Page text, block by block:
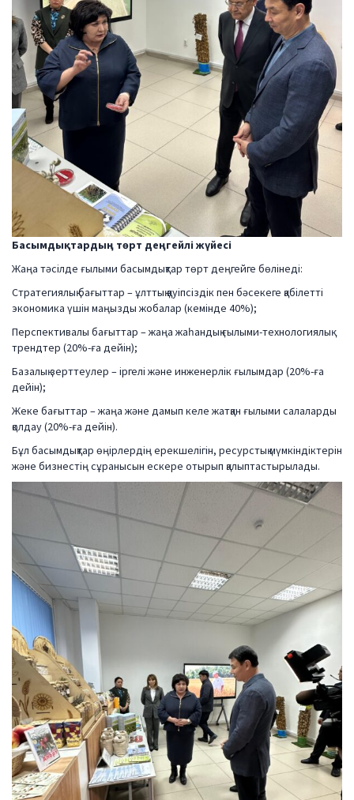
Басымдықтардың төрт деңгейлі жүйесі
Жаңа тәсілде ғылыми басымдықтар төрт деңгейге бөлінеді:
Стратегиялық бағыттар – ұлттық қауіпсіздік пен бәсекеге қабілетті
экономика үшін маңызды жобалар (кемінде 40%);
Перспективалы бағыттар – жаңа жаһандық ғылыми-технологиялық
трендтер (20%-ға дейін);
Базалық зерттеулер – іргелі және инженерлік ғылымдар (20%-ға
дейін);
Жеке бағыттар – жаңа және дамып келе жатқан ғылыми салаларды
қолдау (20%-ға дейін).
Бұл басымдықтар өңірлердің ерекшелігін, ресурстық мүмкіндіктерін
және бизнестің сұранысын ескере отырып қалыптастырылады.